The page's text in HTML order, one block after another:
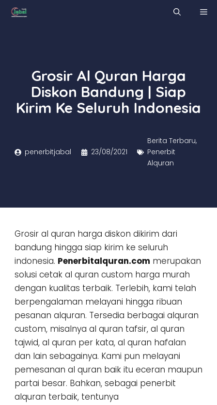
Skip
Grosir Al Quran Harga
Diskon Bandung | Siap
Kirim Ke Seluruh Indonesia
penerbitjabal 23/08/2021
Berita Terbaru,
Penerbit
Alquran
Grosir al quran harga diskon dikirim dari
bandung hingga siap kirim ke seluruh
indonesia. Penerbitalquran.com merupakan
solusi cetak al quran custom harga murah
dengan kualitas terbaik. Terlebih, kami telah
berpengalaman melayani hingga ribuan
pesanan alquran. Tersedia berbagai alquran
custom, misalnya al quran tafsir, al quran
tajwid, al quran per kata, al quran hafalan
dan lain sebagainya. Kami pun melayani
pemesanan al quran baik itu eceran maupun
partai besar. Bahkan, sebagai penerbit
alquran terbaik, tentunya